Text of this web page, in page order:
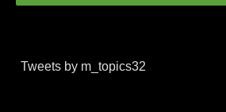
Tweets by m_topics32